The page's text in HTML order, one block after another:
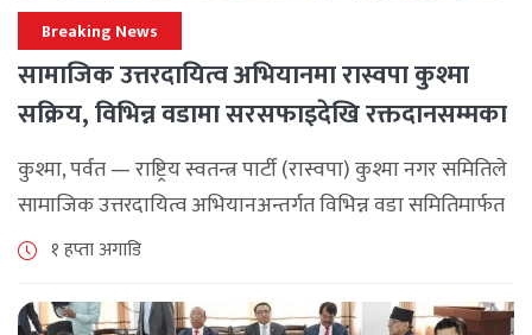
Breaking News
सामाजिक उत्तरदायित्व अभियानमा रास्वपा कुश्मा
सक्रिय, विभिन्न वडामा सरसफाइदेखि रक्तदानसम्मका
कार्यक्रम
कुश्मा, पर्वत — राष्ट्रिय स्वतन्त्र पार्टी (रास्वपा) कुश्मा नगर समितिले
सामाजिक उत्तरदायित्व अभियानअन्तर्गत विभिन्न वडा समितिमार्फत
समुदाय केन्द्रित र सेवामूलक कार्यक्रम सञ्चालन गरिरहेको जनाएको
१ हप्ता अगाडि